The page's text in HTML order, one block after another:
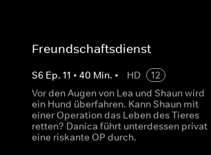
Freundschaftsdienst
S6 Ep. 11 • 40 Min. • HD
12
Vor den Augen von Lea und Shaun wird
ein Hund überfahren. Kann Shaun mit
einer Operation das Leben des Tieres
retten? Danica führt unterdessen privat
eine riskante OP durch.